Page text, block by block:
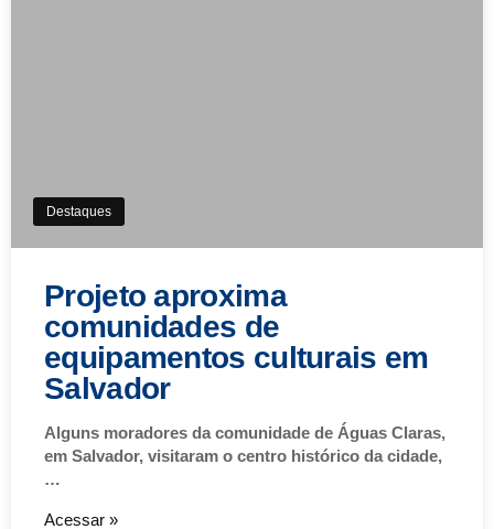
Destaques
Projeto aproxima
comunidades de
equipamentos culturais em
Salvador
Alguns moradores da comunidade de Águas Claras,
em Salvador, visitaram o centro histórico da cidade,
…
Acessar »